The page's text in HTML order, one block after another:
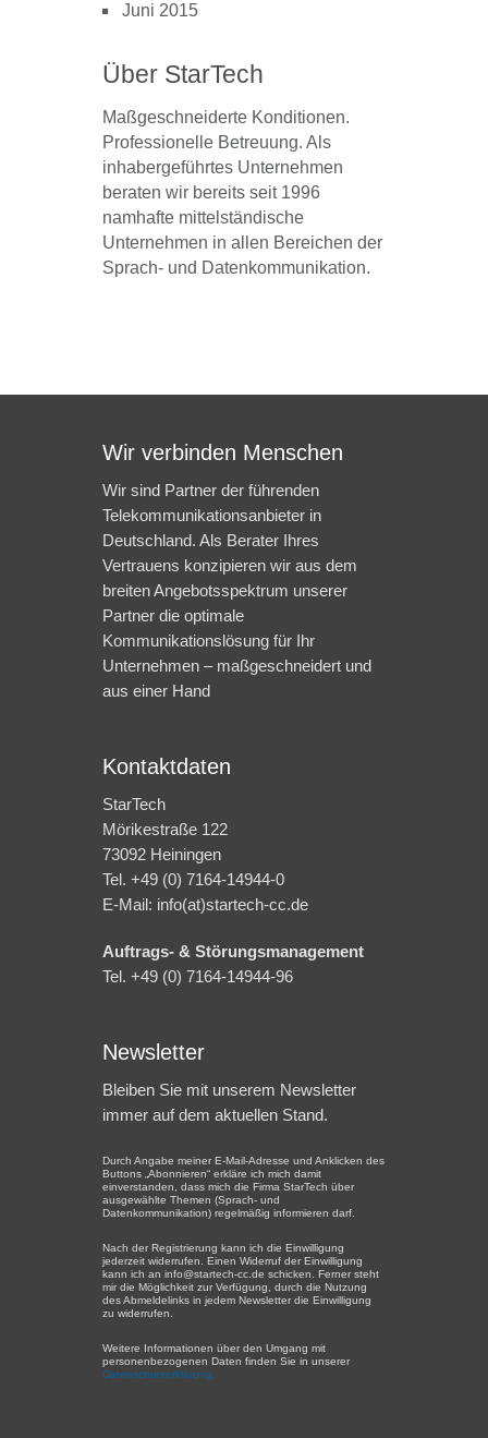
Juni 2015
Über StarTech
Maßgeschneiderte Konditionen.
Professionelle Betreuung. Als
inhabergeführtes Unternehmen
beraten wir bereits seit 1996
namhafte mittelständische
Unternehmen in allen Bereichen der
Sprach- und Datenkommunikation.
Wir verbinden Menschen
Wir sind Partner der führenden
Telekommunikationsanbieter in
Deutschland. Als Berater Ihres
Vertrauens konzipieren wir aus dem
breiten Angebotsspektrum unserer
Partner die optimale
Kommunikationslösung für Ihr
Unternehmen – maßgeschneidert und
aus einer Hand
Kontaktdaten
StarTech
Mörikestraße 122
73092 Heiningen
Tel. +49 (0) 7164-14944-0
E-Mail: info(at)startech-cc.de
Auftrags- & Störungsmanagement
Tel. +49 (0) 7164-14944-96
Newsletter
Bleiben Sie mit unserem Newsletter
immer auf dem aktuellen Stand.
Durch Angabe meiner E-Mail-Adresse und Anklicken des
Buttons „Abonnieren“ erkläre ich mich damit
einverstanden, dass mich die Firma StarTech über
ausgewählte Themen (Sprach- und
Datenkommunikation) regelmäßig informieren darf.
Nach der Registrierung kann ich die Einwilligung
jederzeit widerrufen. Einen Widerruf der Einwilligung
kann ich an info@startech-cc.de schicken. Ferner steht
mir die Möglichkeit zur Verfügung, durch die Nutzung
des Abmeldelinks in jedem Newsletter die Einwilligung
zu widerrufen.
Weitere Informationen über den Umgang mit
personenbezogenen Daten finden Sie in unserer
Datenschutzerklärung.